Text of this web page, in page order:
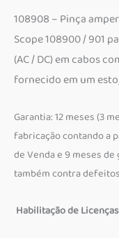
108908 – Pinça
Scope 108900 / 901
(AC / DC) em cabos
fornecido em um
Garantia: 12 meses (3
fabricação contando a
de Venda e 9 meses
também contra
Habilitação de